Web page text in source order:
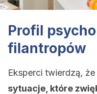
Profil
filantropów
Eksperci twierdzą, że
sytuacje, które